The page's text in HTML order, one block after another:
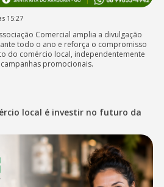
15:27
Comercial amplia a divulgação
todo o ano e reforça o compromisso
do comércio local, independentemente
promocionais.
local é investir no futuro da